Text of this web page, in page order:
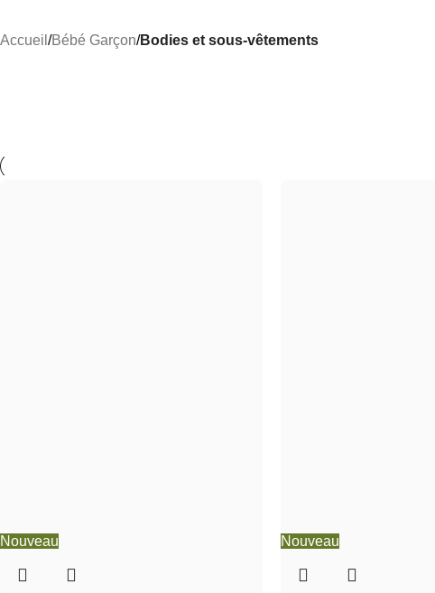
Accueil /Bébé Garçon/Bodies et sous-vêtements
Nouveau Nouveau